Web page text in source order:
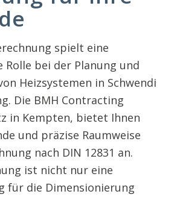
spielt eine
Rolle bei der Planung und
Heizsystemen in Schwendi
Die BMH Contracting
in Kempten, bietet Ihnen
und präzise Raumweise
nach DIN 12831 an.
ist nicht nur eine
für die Dimensionierung